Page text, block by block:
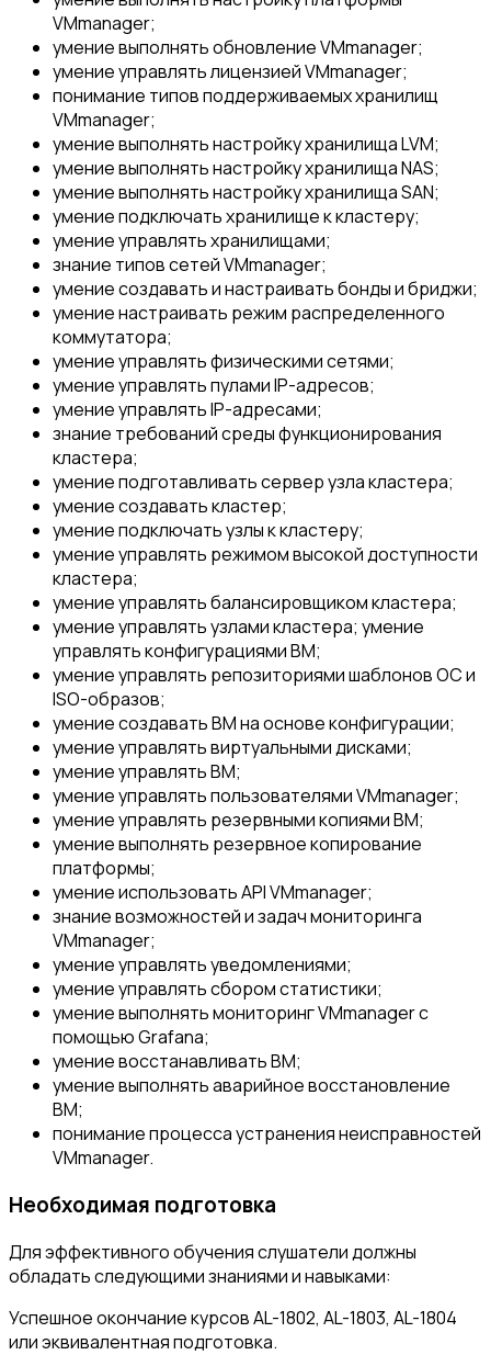
VMmanager;
умение выполнять обновление VMmanager;
умение управлять лицензией VMmanager;
понимание типов поддерживаемых хранилищ
VMmanager;
умение выполнять настройку хранилища LVM;
умение выполнять настройку хранилища NAS;
умение выполнять настройку хранилища SAN;
умение подключать хранилище к кластеру;
умение управлять хранилищами;
знание типов сетей VMmanager;
умение создавать и настраивать бонды и бриджи;
умение настраивать режим распределенного
коммутатора;
умение управлять физическими сетями;
умение управлять пулами IP-адресов;
умение управлять IP-адресами;
знание требований среды функционирования
кластера;
умение подготавливать сервер узла кластера;
умение создавать кластер;
умение подключать узлы к кластеру;
умение управлять режимом высокой доступности
кластера;
умение управлять балансировщиком кластера;
умение управлять узлами кластера; умение
управлять конфигурациями ВМ;
умение управлять репозиториями шаблонов ОС и
ISO-образов;
умение создавать ВМ на основе конфигурации;
умение управлять виртуальными дисками;
умение управлять ВМ;
умение управлять пользователями VMmanager;
умение управлять резервными копиями ВМ;
умение выполнять резервное копирование
платформы;
умение использовать API VMmanager;
знание возможностей и задач мониторинга
VMmanager;
умение управлять уведомлениями;
умение управлять сбором статистики;
умение выполнять мониторинг VMmanager с
помощью Grafana;
умение восстанавливать ВМ;
умение выполнять аварийное восстановление
ВМ;
понимание процесса устранения неисправностей
VMmanager.
Необходимая подготовка
Для эффективного обучения слушатели должны
обладать следующими знаниями и навыками:
Успешное окончание курсов AL-1802, AL-1803, AL-1804
или эквивалентная подготовка.